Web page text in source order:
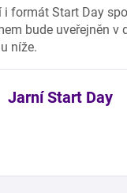
i formát Start Day
bude uveřejněn v
níže.
Jarní Start Day